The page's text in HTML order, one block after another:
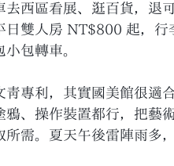
去西區看展、逛百貨，退
日雙人房 NT$800 起，
包轉車。
青專利，其實國美館很適
鴉、操作裝置都行，把藝
所需。夏天午後雷陣雨多